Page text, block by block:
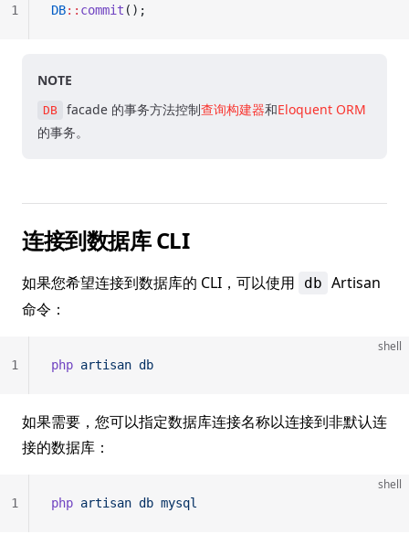
DB:: commit ();
1
NOTE
DB facade 的事务方法控制查询构建器和Eloquent ORM
的事务。
连接到数据库 CLI
如果您希望连接到数据库的 CLI，可以使用 db Artisan
命令：
shell
php artisan db
1
如果需要，您可以指定数据库连接名称以连接到非默认连
接的数据库：
shell
php artisan db mysql
1